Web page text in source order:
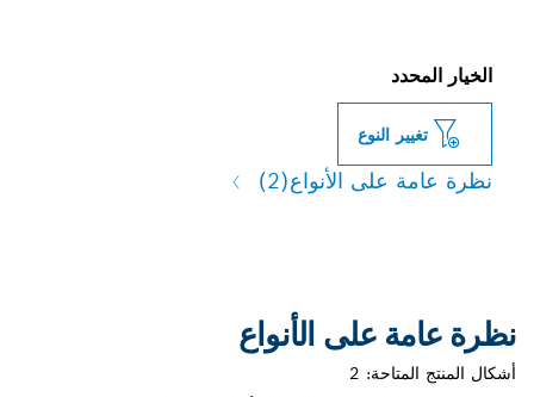
الخيار المحدد
تغيير النوع
نظرة عامة على الأنواع(2)
نظرة عامة على الأنواع
أشكال المنتج المتاحة: 2